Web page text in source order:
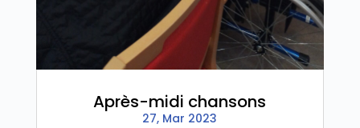
Après-midi chansons
27, Mar 2023